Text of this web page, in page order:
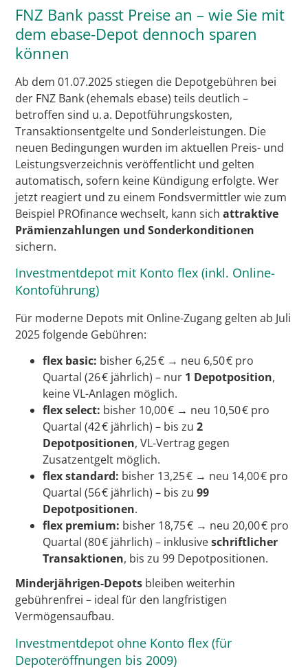
FNZ Bank passt Preise an – wie Sie mit
dem ebase‑Depot dennoch sparen
können
Ab dem 01.07.2025 stiegen die Depotgebühren bei
der FNZ Bank (ehemals ebase) teils deutlich –
betroffen sind u. a. Depotführungskosten,
Transaktionsentgelte und Sonderleistungen. Die
neuen Bedingungen wurden im aktuellen Preis- und
Leistungsverzeichnis veröffentlicht und gelten
automatisch, sofern keine Kündigung erfolgte. Wer
jetzt reagiert und zu einem Fondsvermittler wie zum
Beispiel PROfinance wechselt, kann sichattraktive
Prämienzahlungen und Sonderkonditionen
sichern.
Investmentdepot mit Konto flex (inkl. Online-
Kontoführung)
Für moderne Depots mit Online-Zugang gelten ab Juli
2025 folgende Gebühren:
flex basic: bisher 6,25 € → neu 6,50 € pro
Quartal (26 € jährlich) – nur 1 Depotposition,
keine VL-Anlagen möglich.
flex select: bisher 10,00 € → neu 10,50 € pro
Quartal (42 € jährlich) – bis zu2
Depotpositionen, VL-Vertrag gegen
Zusatzentgelt möglich.
flex standard: bisher 13,25 € → neu 14,00 € pro
Quartal (56 € jährlich) – bis zu99
Depotpositionen.
flex premium: bisher 18,75 € → neu 20,00 € pro
Quartal (80 € jährlich) – inklusiveschriftlicher
Transaktionen, bis zu 99 Depotpositionen.
Minderjährigen-Depots bleiben weiterhin
gebührenfrei – ideal für den langfristigen
Vermögensaufbau.
Investmentdepot ohne Konto flex (für
Depoteröffnungen bis 2009)